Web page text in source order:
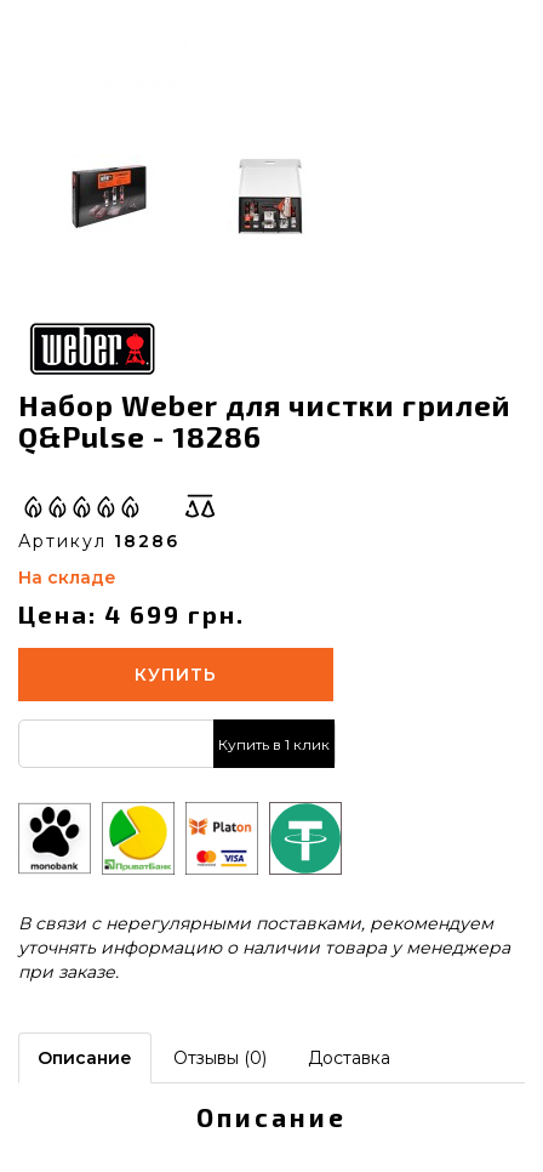
Набор Weber для чистки грилей
Q&Pulse - 18286
Артикул 18286
На складе
Цена: 4 699 грн.
КУПИТЬ
Купить в 1 клик
В связи с нерегулярными поставками, рекомендуем
уточнять информацию о наличии товара у менеджера
при заказе.
Описание Отзывы (0) Доставка
Описание